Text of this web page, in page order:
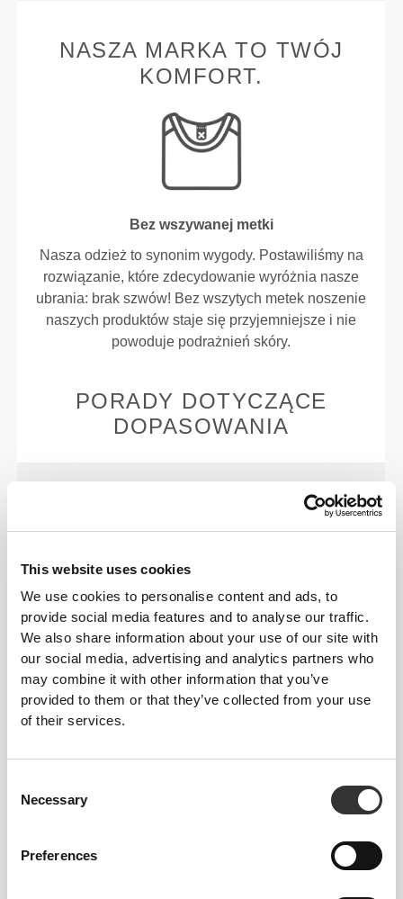
This website uses cookies
We use cookies to personalise content and ads, to
provide social media features and to analyse our traffic.
We also share information about your use of our site with
our social media, advertising and analytics partners who
may combine it with other information that you’ve
provided to them or that they’ve collected from your use
of their services.
Selection
Necessary
Preferences
NASZA MARKA TO TWÓJ
KOMFORT.
Bez wszywanej metki
Nasza odzież to synonim wygody. Postawiliśmy na
rozwiązanie, które zdecydowanie wyróżnia nasze
ubrania: brak szwów! Bez wszytych metek noszenie
naszych produktów staje się przyjemniejsze i nie
powoduje podrażnień skóry.
PORADY DOTYCZĄCE
DOPASOWANIA